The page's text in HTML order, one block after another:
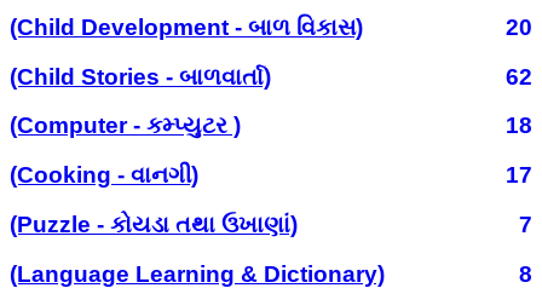
(Child Development - બાળ વિકાસ)
20
(Child Stories - બાળવાર્તા)
62
(Computer - કમ્પ્યુટર )
18
(Cooking - વાનગી)
17
(Puzzle - કોયડા તથા ઉખાણાં)
7
(Language Learning & Dictionary)
8